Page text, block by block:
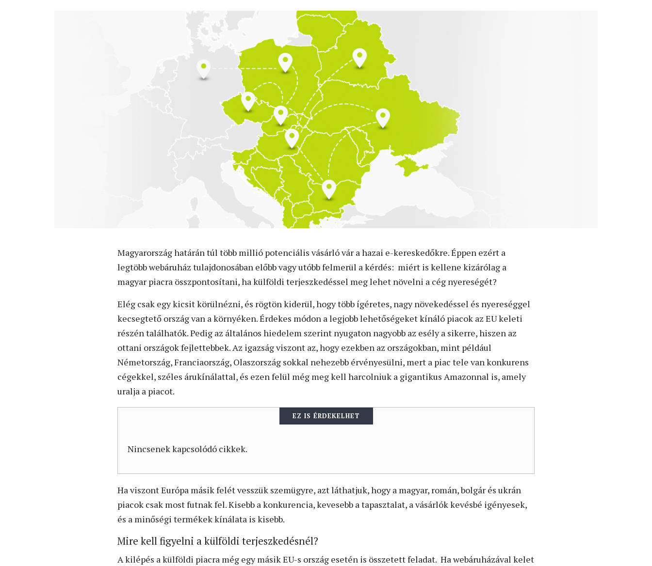
Magyarország határán túl több millió potenciális vásárló vár a hazai e-kereskedőkre. Éppen ezért a
legtöbb webáruház tulajdonosában előbb vagy utóbb felmerül a kérdés: miért is kellene kizárólag a
magyar piacra összpontosítani, ha külföldi terjeszkedéssel meg lehet növelni a cég nyereségét?
Elég csak egy kicsit körülnézni, és rögtön kiderül, hogy több ígéretes, nagy növekedéssel és nyereséggel
kecsegtető ország van a környéken. Érdekes módon a legjobb lehetőségeket kínáló piacok az EU keleti
részén találhatók. Pedig az általános hiedelem szerint nyugaton nagyobb az esély a sikerre, hiszen az
ottani országok fejlettebbek. Az igazság viszont az, hogy ezekben az országokban, mint például
Németország, Franciaország, Olaszország sokkal nehezebb érvényesülni, mert a piac tele van konkurens
cégekkel, széles árukínálattal, és ezen felül még meg kell harcolniuk a gigantikus Amazonnal is, amely
uralja a piacot.
EZ IS ÉRDEKELHET
Nincsenek kapcsolódó cikkek.
Ha viszont Európa másik felét vesszük szemügyre, azt láthatjuk, hogy a magyar, román, bolgár és ukrán
piacok csak most futnak fel. Kisebb a konkurencia, kevesebb a tapasztalat, a vásárlók kevésbé igényesek,
és a minőségi termékek kínálata is kisebb.
Mire kell figyelni a külföldi terjeszkedésnél?
A kilépés a külföldi piacra még egy másik EU-s ország esetén is összetett feladat. Ha webáruházával kelet